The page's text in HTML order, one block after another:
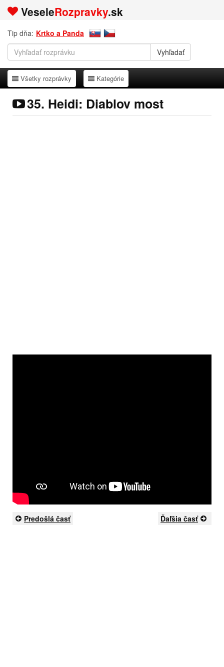
VeseleRozpravky.sk
Tip dňa: Krtko a Panda
Všetky rozprávky
Všetky rozprávky Kategórie
Kategórie
35. Heidi: Diablov most
Predošlá časť Ďaľšia časť